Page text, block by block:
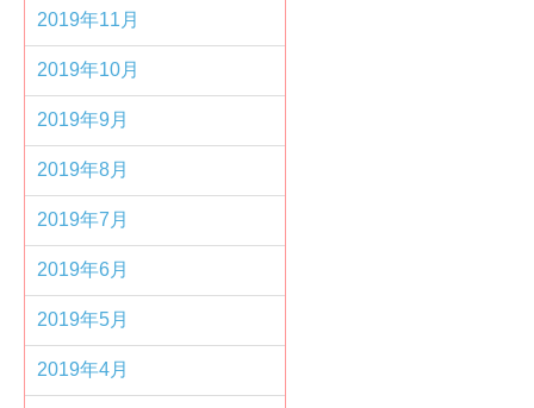
2019年11月
2019年10月
2019年9月
2019年8月
2019年7月
2019年6月
2019年5月
2019年4月